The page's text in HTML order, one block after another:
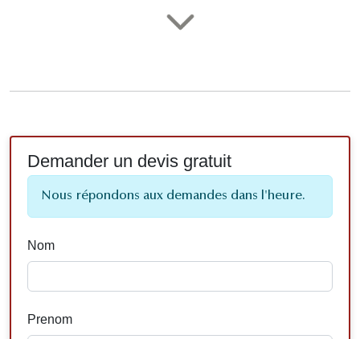
Demander un devis gratuit
Nous répondons aux demandes dans l'heure.
Nom
Prenom